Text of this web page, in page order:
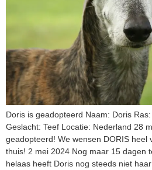
Doris is geadopteerd Naam: Doris
Geslacht: Teef Locatie: Nederland 28
geadopteerd! We wensen DORIS heel
thuis! 2 mei 2024 Nog maar 15 dagen
helaas heeft Doris nog steeds niet